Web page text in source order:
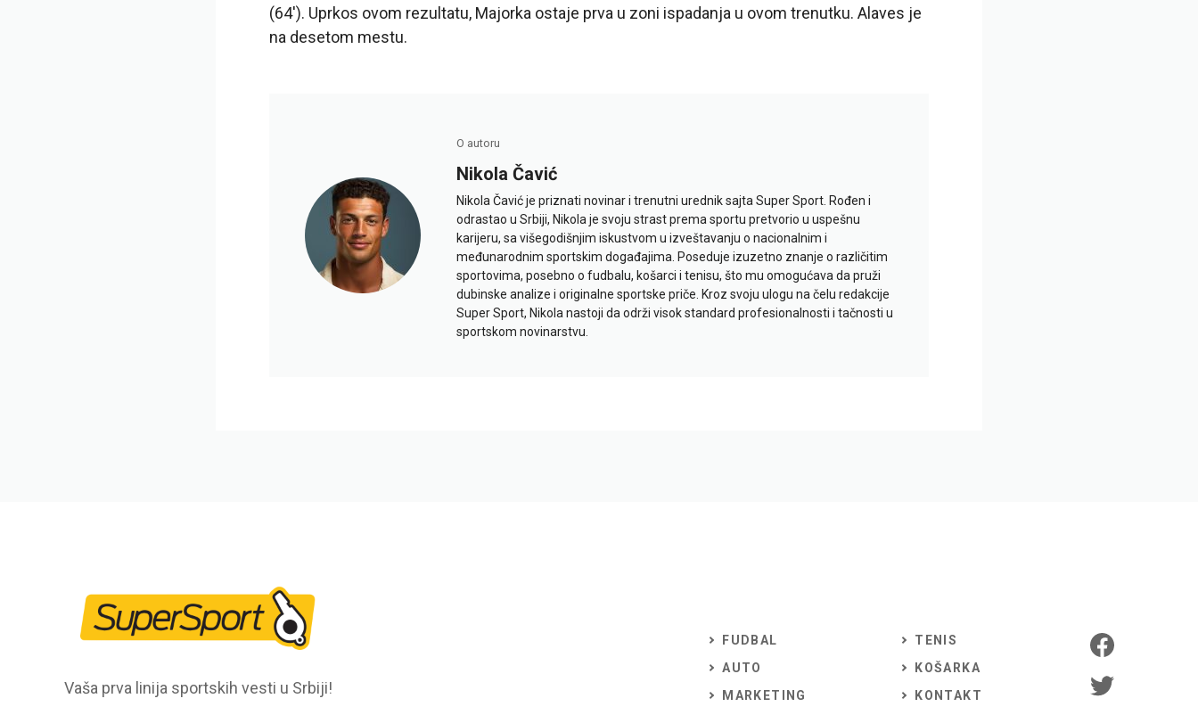
(64′). Uprkos ovom rezultatu, Majorka ostaje prva u zoni ispadanja u ovom trenutku. Alaves je
na desetom mestu.
O autoru
Nikola Čavić
Nikola Čavić je priznati novinar i trenutni urednik sajta Super Sport. Rođen i
odrastao u Srbiji, Nikola je svoju strast prema sportu pretvorio u uspešnu
karijeru, sa višegodišnjim iskustvom u izveštavanju o nacionalnim i
međunarodnim sportskim događajima. Poseduje izuzetno znanje o različitim
sportovima, posebno o fudbalu, košarci i tenisu, što mu omogućava da pruži
dubinske analize i originalne sportske priče. Kroz svoju ulogu na čelu redakcije
Super Sport, Nikola nastoji da održi visok standard profesionalnosti i tačnosti u
sportskom novinarstvu.
Vaša prva linija sportskih vesti u Srbiji!
FUDBAL
AUTO
MARKETING
TENIS
KOŠARKA
KONTAKT